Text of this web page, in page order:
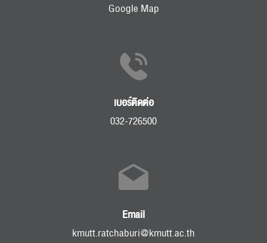
Google Map
เบอร์ติดต่อ
032-726500
Email
kmutt.ratchaburi@kmutt.ac.th